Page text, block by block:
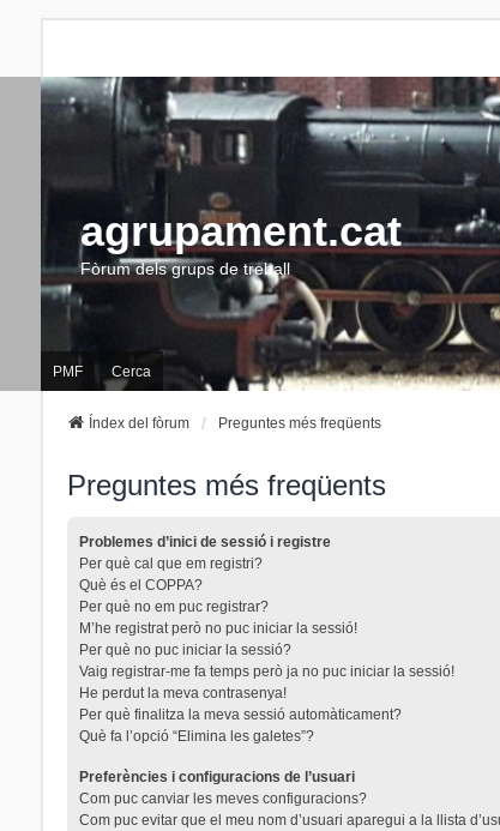
agrupament.cat
Fòrum dels grups de treball
PMF Cerca
Índex del fòrum Preguntes més freqüents
Preguntes més freqüents
Problemes d’inici de sessió i registre
Per què cal que em registri?
Què és el COPPA?
Per què no em puc registrar?
M’he registrat però no puc iniciar la sessió!
Per què no puc iniciar la sessió?
Vaig registrar-me fa temps però ja no puc iniciar la sessió!
He perdut la meva contrasenya!
Per què finalitza la meva sessió automàticament?
Què fa l’opció “Elimina les galetes”?
Preferències i configuracions de l’usuari
Com puc canviar les meves configuracions?
Com puc evitar que el meu nom d’usuari aparegui a la llista